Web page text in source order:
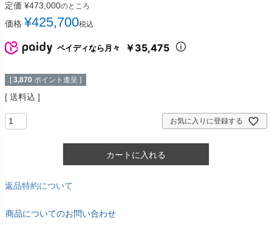
定価 ¥473,000のところ
価格 ¥425,700税込
ペイディなら月々 ￥35,475
[ 3,870 ポイント進呈 ]
送料込
お気に入りに登録する
カートに入れる
返品特約について
商品についてのお問い合わせ